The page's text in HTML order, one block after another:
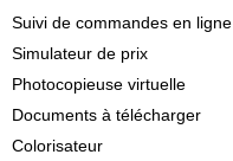
Suivi de commandes en ligne
Simulateur de prix
Photocopieuse virtuelle
Documents à télécharger
Colorisateur